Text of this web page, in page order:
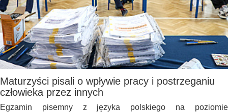
Maturzyści pisali o wpływie pracy i postrzeganiu
człowieka przez innych
Egzamin pisemny z języka polskiego na poziomie